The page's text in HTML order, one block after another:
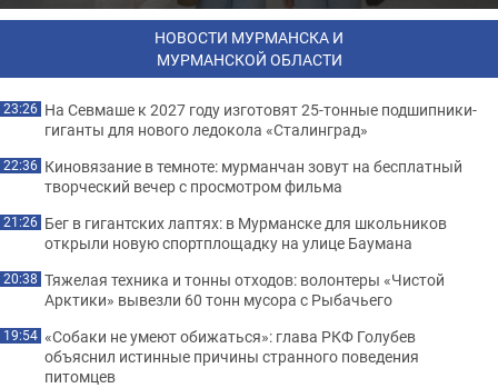
НОВОСТИ МУРМАНСКА И
МУРМАНСКОЙ ОБЛАСТИ
23:26 На Севмаше к 2027 году изготовят 25-тонные подшипники-
гиганты для нового ледокола «Сталинград»
22:36 Киновязание в темноте: мурманчан зовут на бесплатный
творческий вечер с просмотром фильма
21:26 Бег в гигантских лаптях: в Мурманске для школьников
открыли новую спортплощадку на улице Баумана
20:38 Тяжелая техника и тонны отходов: волонтеры «Чистой
Арктики» вывезли 60 тонн мусора с Рыбачьего
19:54 «Собаки не умеют обижаться»: глава РКФ Голубев
объяснил истинные причины странного поведения
питомцев